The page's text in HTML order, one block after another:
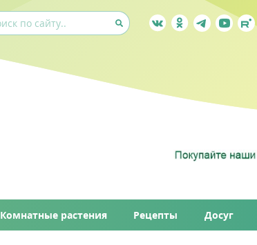
Комнатные растения Рецепты Досуг